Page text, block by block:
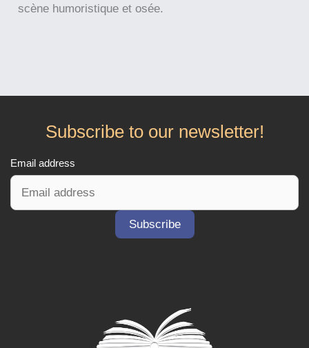
scène humoristique et osée.
Subscribe to our newsletter!
Email address